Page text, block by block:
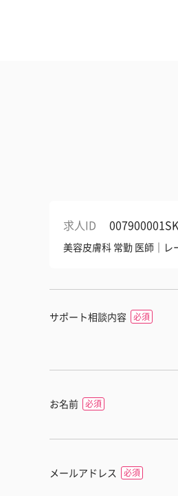
求人ID
美容皮膚科 常勤 医師｜レ
サポート相談内容
お名前
メールアドレス